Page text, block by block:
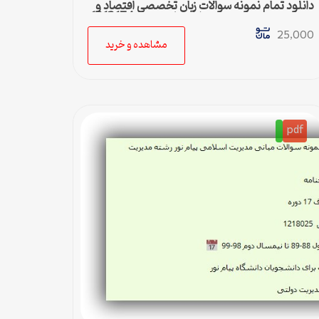
دانلود تمام نمونه سوالات زبان تخصصی اقتصاد و
مدیریت رشته مدیریت دولتی پیام نور کد 1212174
25,000
مشاهده و خرید
pdf